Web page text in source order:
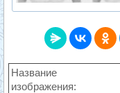
Название
изображения: